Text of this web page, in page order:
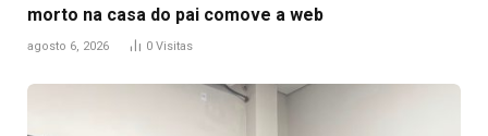
morto na casa do pai comove a web
agosto 6, 2026 0 Visitas